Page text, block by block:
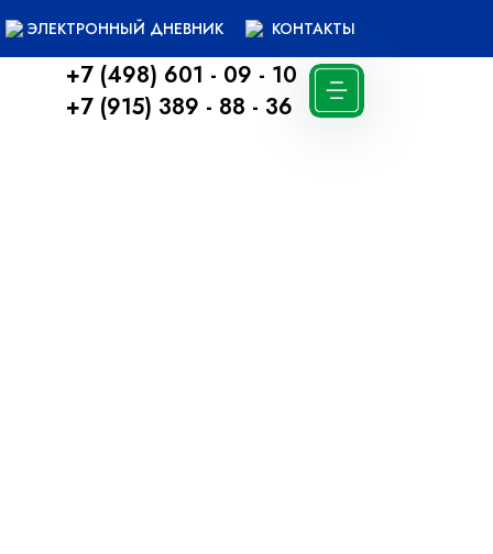
ЭЛЕКТРОННЫЙ ДНЕВНИК КОНТАКТЫ
+7 (498) 601 - 09 - 10
+7 (915) 389 - 88 - 36